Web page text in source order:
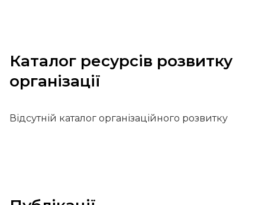
Каталог ресурсів розвитку
організації
Відсутній каталог організаційного розвитку